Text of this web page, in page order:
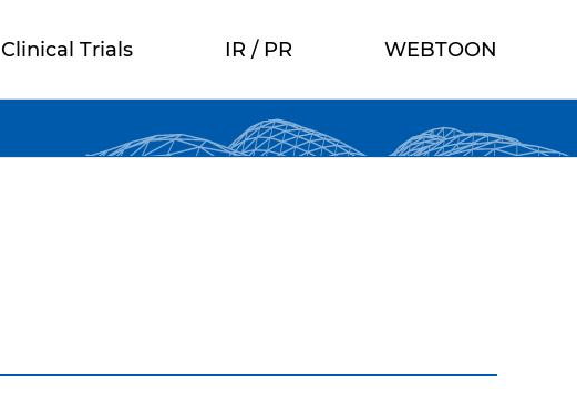
Clinical Trials IR / PR WEBTOON